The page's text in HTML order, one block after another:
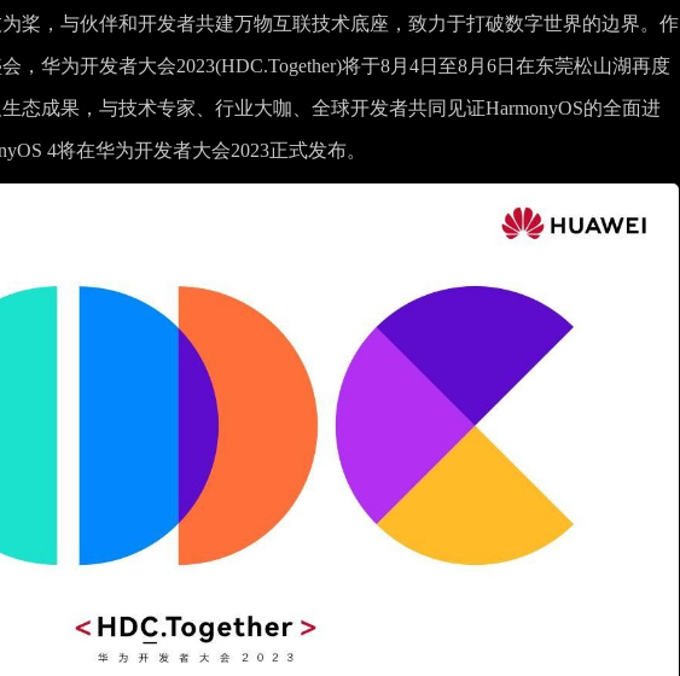
桨，与伙伴和开发者共建万物互联技术底座，致力于打破数字世界的边界。作
，华为开发者大会2023(HDC.Together)将于8月4日至8月6日在东莞松山湖再度
态成果，与技术专家、行业大咖、全球开发者共同见证HarmonyOS的全面进
4将在华为开发者大会2023正式发布。